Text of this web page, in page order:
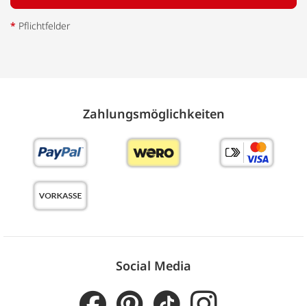
* Pflichtfelder
Zahlungs­möglich­keiten
Social Media